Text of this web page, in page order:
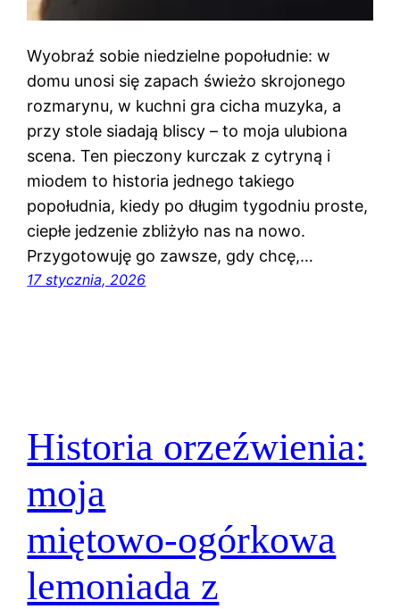
Wyobraź sobie niedzielne popołudnie: w
domu unosi się zapach świeżo skrojonego
rozmarynu, w kuchni gra cicha muzyka, a
przy stole siadają bliscy – to moja ulubiona
scena. Ten pieczony kurczak z cytryną i
miodem to historia jednego takiego
popołudnia, kiedy po długim tygodniu proste,
ciepłe jedzenie zbliżyło nas na nowo.
Przygotowuję go zawsze, gdy chcę,…
17 stycznia, 2026
Historia orzeźwienia:
moja
miętowo‑ogórkowa
lemoniada z